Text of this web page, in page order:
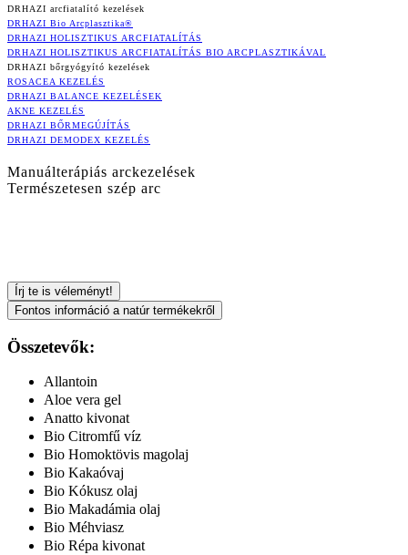
DRHAZI arcfiatalító kezelések
DRHAZI Bio Arcplasztika®
DRHAZI HOLISZTIKUS ARCFIATALÍTÁS
DRHAZI HOLISZTIKUS ARCFIATALÍTÁS BIO ARCPLASZTIKÁVAL
DRHAZI bőrgyógyító kezelések
ROSACEA KEZELÉS
DRHAZI BALANCE KEZELÉSEK
AKNE KEZELÉS
DRHAZI BŐRMEGÚJÍTÁS
DRHAZI DEMODEX KEZELÉS
Manuálterápiás arckezelések
Természetesen szép arc
Írj te is véleményt!
Fontos információ a natúr termékekről
Összetevők:
Allantoin
Aloe vera gel
Anatto kivonat
Bio Citromfű víz
Bio Homoktövis magolaj
Bio Kakaóvaj
Bio Kókusz olaj
Bio Makadámia olaj
Bio Méhviasz
Bio Répa kivonat